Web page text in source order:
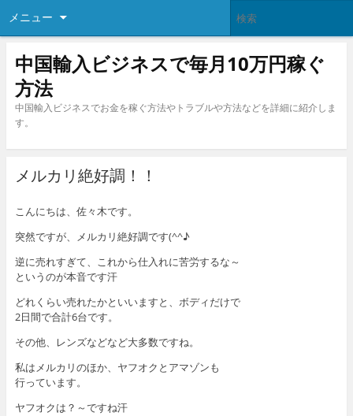
メニュー
中国輸入ビジネスで毎月10万円稼ぐ
方法
中国輸入ビジネスでお金を稼ぐ方法やトラブルや方法などを詳細に紹介しま
す。
メルカリ絶好調！！
こんにちは、佐々木です。
突然ですが、メルカリ絶好調です(^^♪
逆に売れすぎて、これから仕入れに苦労するな～
というのが本音です汗
どれくらい売れたかといいますと、ボディだけで
2日間で合計6台です。
その他、レンズなどなど大多数ですね。
私はメルカリのほか、ヤフオクとアマゾンも
行っています。
ヤフオクは？～ですね汗